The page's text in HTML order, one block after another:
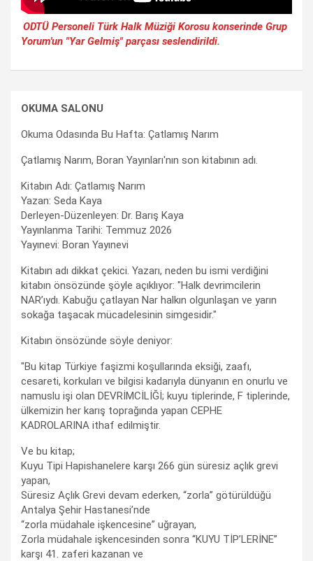
ODTÜ Personeli Türk Halk Müziği Korosu konserinde Grup
Yorum'un "Yar Gelmiş" parçası seslendirildi.
OKUMA SALONU
Okuma Odasında Bu Hafta: Çatlamış Narım
Çatlamış Narım, Boran Yayınları'nın son kitabının adı.
Kitabın Adı: Çatlamış Narım
Yazan: Seda Kaya
Derleyen-Düzenleyen: Dr. Barış Kaya
Yayınlanma Tarihi: Temmuz 2026
Yayınevi: Boran Yayınevi
Kitabın adı dikkat çekici. Yazarı, neden bu ismi verdiğini
kitabın önsözünde şöyle açıklıyor: "Halk devrimcilerin
NAR’ıydı. Kabuğu çatlayan Nar halkın olgunlaşan ve yarın
sokağa taşacak mücadelesinin simgesidir."
Kitabın önsözünde söyle deniyor:
"Bu kitap Türkiye faşizmi koşullarında eksiği, zaafı,
cesareti, korkuları ve bilgisi kadarıyla dünyanın en onurlu ve
namuslu işi olan DEVRİMCİLİĞİ; kuyu tiplerinde, F tiplerinde,
ülkemizin her karış toprağında yapan CEPHE
KADROLARINA ithaf edilmiştir.
Ve bu kitap;
Kuyu Tipi Hapishanelere karşı 266 gün süresiz açlık grevi
yapan,
Süresiz Açlık Grevi devam ederken, “zorla” götürüldüğü
Antalya Şehir Hastanesi’nde
“zorla müdahale işkencesine” uğrayan,
Zorla müdahale işkencesinden sonra “KUYU TİP’LERİNE”
karşı 41. zaferi kazanan ve